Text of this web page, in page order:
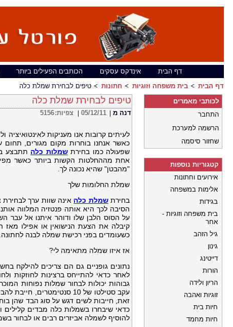
דף הבית אינדקס עסקים הכותבים הפעילים ביותר
דף הבית
בית משפחה וזוגיות חתונות טיפים לבחירת שמלת כלה
טיפים לבחירת שמלת כלה
דנה מ 05/12/11 צפיות:5156
לעיתים קרובות אנו מעניקות
כאשר אנחנו בוחרות מקום מגורים, תחום
שפעולה כמו בחירתשמלות כלה תתבצע
אחת מההחלטות הקשות ביותר כאשר
"מהבטן" שהיא נכונה לך.
שמלת החלומות שלך
בחירתשמלת כלה אינה שוות ערך
הסיבה לכך היא אותה פנטזיה המלווה
על הסוס הלבן שלו ודוהר איתנו אל עבר
קיבלה את הצעת הנישואין או אפילו
כשעומדים בפני רכישת שמלה לבנה לחתונה.
אז איזו שמלה מתאימה לי?
נתונים גופניים גם הם צריכים להילקח
לאחר כדאי להתייחס ברצינות לחוזקות
גבוהות יכולות לבחור שמלות נפוחות
עקב סטילטו של 10 סנטימטרים, חייבת להבין ששמלות נפוחות לא מחמיאות לפרופורציות שלה.
זאת, חייבות לשים דגש על סוג הבד שהן
כדאי שיבחרו בשמלות כלה מבדים קלילים
להוסיף לשמלה אביזרים רבים או לבחור
לכותבי מאמרים
התחבר
הרשמה למערכת
שחזור סיסמה
קטגוריות נוספות
אירועים וחתונות
אלימות במשפחה
בגידות
בית משפחה וזוגיות -
אחר
גיל הזהב
גינון
דייטינג
הורות
הריון ולידה
זוגיות ואהבה
חיות בית
חיות מחמד